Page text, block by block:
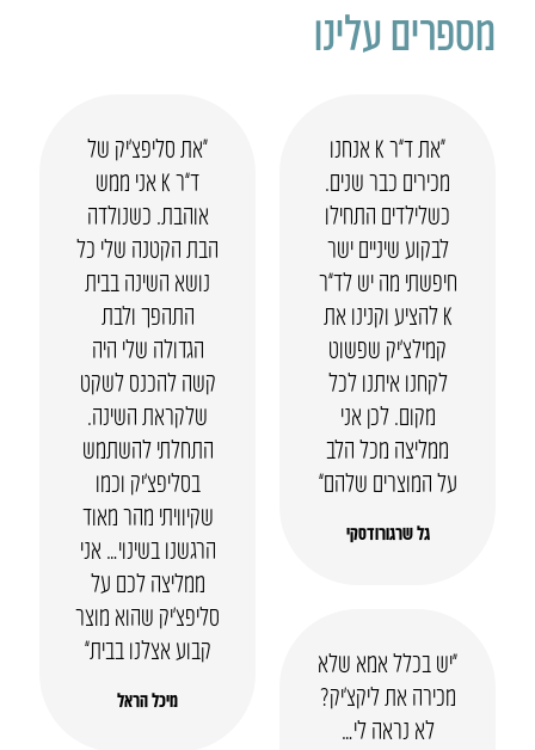
מספרים עלינו
“את ד”ר K אנחנו
מכירים כבר שנים.
כשלילדים התחילו
לבקוע שיניים ישר
חיפשתי מה יש לד”ר
K להציע וקנינו את
קמילצ’יק שפשוט
לקחנו איתנו לכל
מקום. לכן אני
ממליצה מכל הלב
על המוצרים שלהם”
גל שרגורודסקי
“את סליפצ’יק של
ד”ר K אני ממש
אוהבת. כשנולדה
הבת הקטנה שלי כל
נושא השינה בבית
התהפך ולבת
הגדולה שלי היה
קשה להכנס לשקט
שלקראת השינה.
התחלתי להשתמש
בסליפצ’יק וכמו
שקיוויתי מהר מאוד
הרגשנו בשינוי… אני
ממליצה לכם על
סליפצ’יק שהוא מוצר
קבוע אצלנו בבית”
מיכל הראל
“יש בכלל אמא שלא
מכירה את ליקצ’יק?
לא נראה לי…